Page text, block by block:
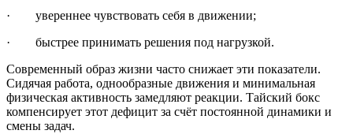
· увереннее чувствовать себя в движении;
· быстрее принимать решения под нагрузкой.
Современный образ жизни часто снижает эти показатели.
Сидячая работа, однообразные движения и минимальная
физическая активность замедляют реакции. Тайский бокс
компенсирует этот дефицит за счёт постоянной динамики и
смены задач.